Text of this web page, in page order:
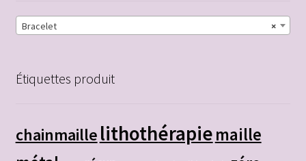
×
Bracelet
Étiquettes produit
chainmaillelithothérapiemaille